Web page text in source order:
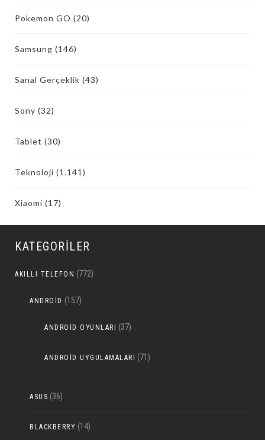
Pokemon GO (20)
Samsung (146)
Sanal Gerçeklik (43)
Sony (32)
Tablet (30)
Teknoloji (1.141)
Xiaomi (17)
KATEGORILER
AKILLI TELEFON (772)
ANDROID (157)
ANDROID OYUNLARI (37)
ANDROID UYGULAMALARI (71)
ASUS (36)
BLACKBERRY (14)